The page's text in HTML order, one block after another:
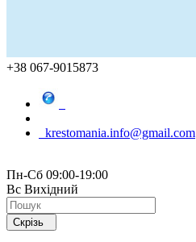
+38 067-9015873
krestomania.info@gmail.com
Пн-Сб 09:00-19:00
Вс Вихідний
Скрізь